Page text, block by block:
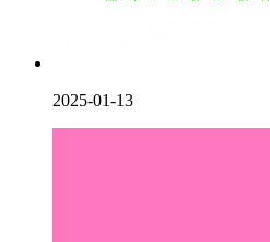
2025-01-13